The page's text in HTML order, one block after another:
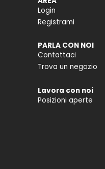
Login
Registrami
PARLA CON NOI
Contattaci
Trova un negozio
Lavora con noi
Posizioni aperte